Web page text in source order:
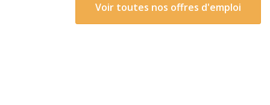
Voir toutes nos offres d'emploi